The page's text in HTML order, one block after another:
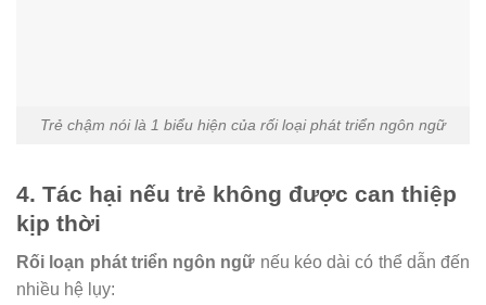
Trẻ chậm nói là 1 biểu hiện của rối loại phát triển ngôn ngữ
4. Tác hại nếu trẻ không được can thiệp
kịp thời
Rối loạn phát triển ngôn ngữ nếu kéo dài có thể dẫn đến
nhiều hệ lụy: